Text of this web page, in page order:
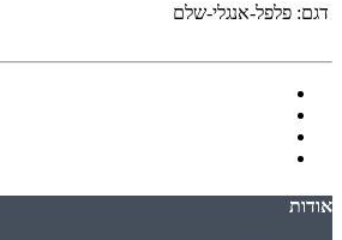
דגם: פלפל-אנגלי-שלם
אודות